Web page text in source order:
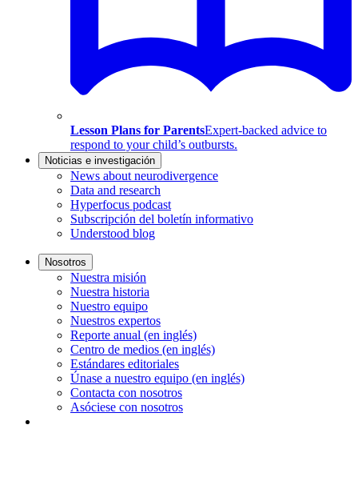
Lesson Plans for ParentsExpert-backed advice to
respond to your child’s outbursts.
Noticias e investigación
News about neurodivergence
Data and research
Hyperfocus podcast
Subscripción del boletín informativo
Understood blog
Nosotros
Nuestra misión
Nuestra historia
Nuestro equipo
Nuestros expertos
Reporte anual (en inglés)
Centro de medios (en inglés)
Estándares editoriales
Únase a nuestro equipo (en inglés)
Contacta con nosotros
Asóciese con nosotros